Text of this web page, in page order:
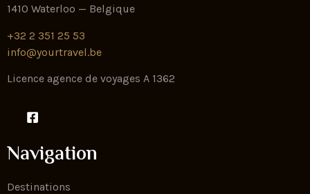
1410 Waterloo — Belgique
+32 2 351 25 53
info@yourtravel.be
Licence agence de voyages A 1362
Navigation
Destinations